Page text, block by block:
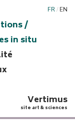
FR/EN
/
in situ
Vertimus
site art & sciences